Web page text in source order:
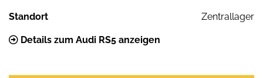
Standort Zentrallager
Details zum Audi RS5 anzeigen